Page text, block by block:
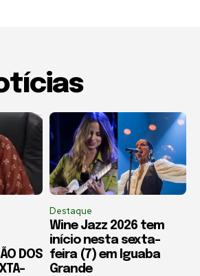
DOS
Destaque
Wine Jazz 2026 tem
início nesta sexta-
feira (7) em Iguaba
Grande